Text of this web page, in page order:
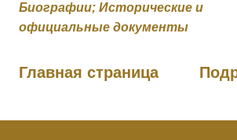
Биографии; Исторические и
официальные документы
Главная страница